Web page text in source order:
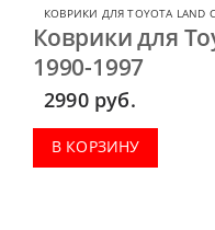
КОВРИКИ ДЛЯ TOYOTA LAND
Коврики для
1990-1997
2990 руб.
В КОРЗИНУ